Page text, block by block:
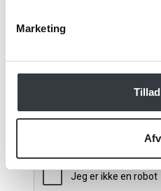
Marketing
specialistens
*Obligatorisk